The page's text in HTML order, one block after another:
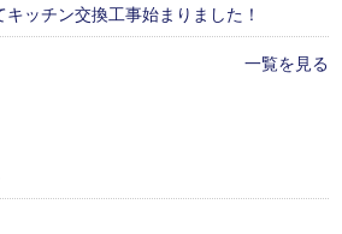
ッチン交換工事始まりました！
一覧を見る